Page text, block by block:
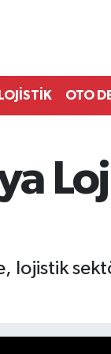
LOJİSTİK OTO
lojistik